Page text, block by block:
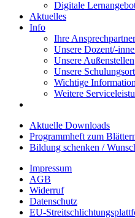
Digitale
Aktuelles
Info
Ihre
Unsere Dozent/-
Unsere Außenstellen
Unsere
Wichtige
Weitere
Aktuelle Downloads
Programmheft zum
Bildung schenken /
Impressum
AGB
Widerruf
Datenschutz
EU-